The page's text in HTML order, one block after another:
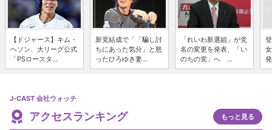
【ドジャース】キム・
ヘソン、大リーグ公式
「PSロースタ...
新党結成で「「騙し討
ちにあった気分」と怒
ったひろゆき妻...
「れいわ新選組」が党
名の変更を発表、「い
のちの党」へ ...
J-CAST 会社ウォッチ
アクセスランキング もっと見る